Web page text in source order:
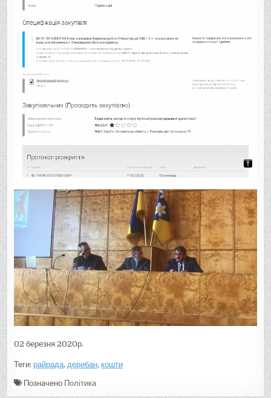
02 березня 2020р.
Теги:райрада, дерибан,кошти
Позначено Політика